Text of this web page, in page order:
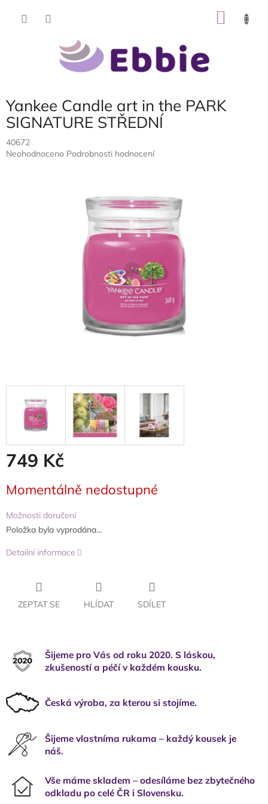
Yankee Candle art in the PARK
SIGNATURE STŘEDNÍ
40672
Průměrné
Neohodnoceno Podrobnosti hodnocení
749 Kč
cena:
Momentálně nedostupné
Možnosti doručení
Položka byla vyprodána…
Detailní informace
ZEPTAT SE HLÍDAT SDÍLET
Šijeme pro Vás od roku 2020. S láskou,
zkušeností a péčí v každém kousku.
Česká výroba, za kterou si stojíme.
Šijeme vlastníma rukama – každý kousek je
náš.
Vše máme skladem – odesíláme bez zbytečného
odkladu po celé ČR i Slovensku.